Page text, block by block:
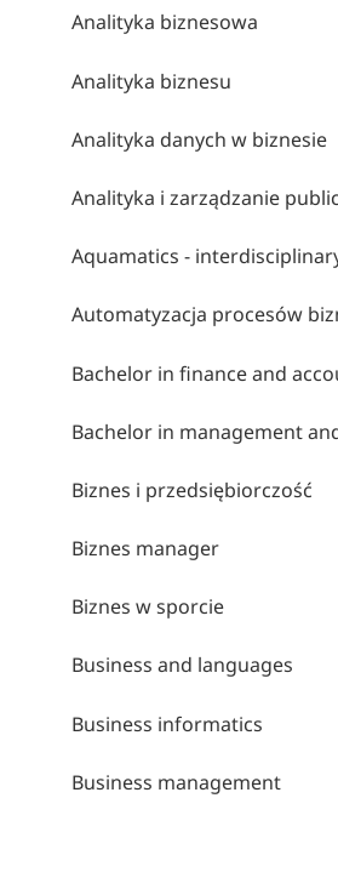
Analityka biznesowa
Analityka biznesu
Analityka danych w biznesie
Analityka i zarządzanie
Automatyzacja procesów
Bachelor in finance and
Bachelor in management
Biznes i przedsiębiorczość
Biznes manager
Biznes w sporcie
Business and languages
Business informatics
Business management